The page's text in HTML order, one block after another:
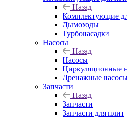
Назад
Комплектующие
Дымоходы
Турбонасадки
Насосы
Назад
Насосы
Циркуляционные
Дренажные насосы
Запчасти
Назад
Запчасти
Запчасти для плит